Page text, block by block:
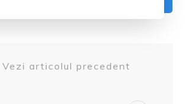
Vezi articolul precedent